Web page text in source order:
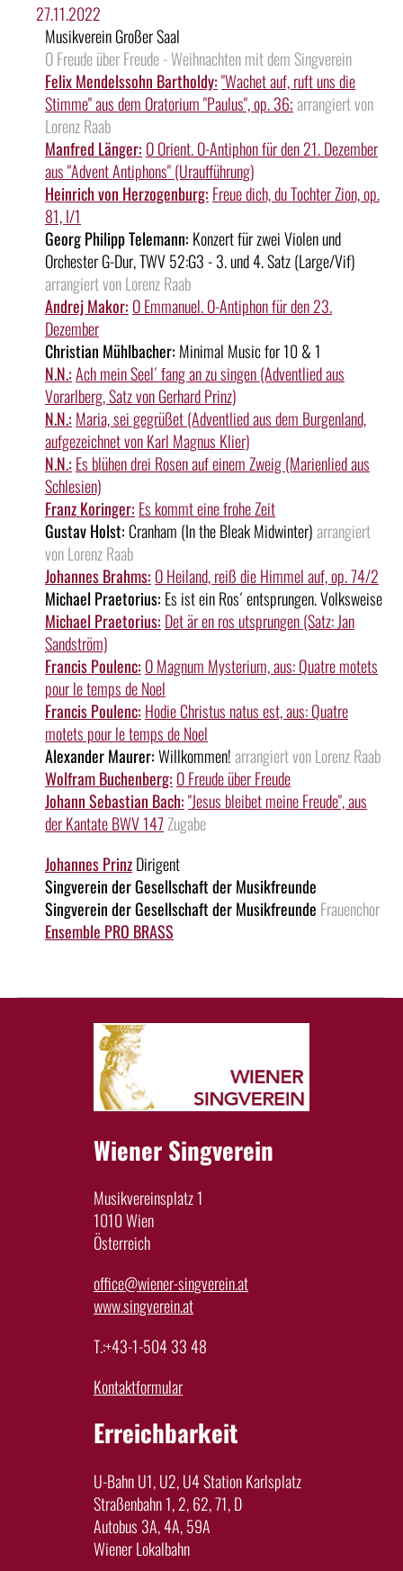
27.11.2022
Musikverein Großer Saal
O Freude über Freude - Weihnachten mit dem Singverein
Felix Mendelssohn Bartholdy:"Wachet auf, ruft uns die
Stimme" aus dem Oratorium "Paulus", op. 36; arrangiert von
Lorenz Raab
Manfred Länger: O Orient. O-Antiphon für den 21. Dezember
aus "Advent Antiphons" (Uraufführung)
Heinrich von Herzogenburg: Freue dich, du Tochter Zion, op.
81, I/1
Georg Philipp Telemann: Konzert für zwei Violen und
Orchester G-Dur, TWV 52:G3 - 3. und 4. Satz (Large/Vif)
arrangiert von Lorenz Raab
Andrej Makor: O Emmanuel. O-Antiphon für den 23.
Dezember
Christian Mühlbacher: Minimal Music for 10 & 1
N.N.:Ach mein Seel´ fang an zu singen (Adventlied aus
Vorarlberg, Satz von Gerhard Prinz)
N.N.: Maria, sei gegrüßet (Adventlied aus dem Burgenland,
aufgezeichnet von Karl Magnus Klier)
N.N.: Es blühen drei Rosen auf einem Zweig (Marienlied aus
Schlesien)
Franz Koringer: Es kommt eine frohe Zeit
Gustav Holst: Cranham (In the Bleak Midwinter) arrangiert
von Lorenz Raab
Johannes Brahms: O Heiland, reiß die Himmel auf, op. 74/2
Michael Praetorius: Es ist ein Ros´ entsprungen. Volksweise
Michael Praetorius: Det är en ros utsprungen (Satz: Jan
Sandström)
Francis Poulenc: O Magnum Mysterium, aus: Quatre motets
pour le temps de Noel
Francis Poulenc: Hodie Christus natus est, aus: Quatre
motets pour le temps de Noel
Alexander Maurer:Willkommen! arrangiert von Lorenz Raab
Wolfram Buchenberg: O Freude über Freude
Johann Sebastian Bach:"Jesus bleibet meine Freude", aus
der Kantate BWV 147Zugabe
Johannes PrinzDirigent
Singverein der Gesellschaft der Musikfreunde
Singverein der Gesellschaft der Musikfreunde Frauenchor
Ensemble PRO BRASS
Wiener Singverein
Musikvereinsplatz 1
1010 Wien
Österreich
office@wiener-singverein.at
www.singverein.at
T.:+43-1-504 33 48
Kontaktformular
Erreichbarkeit
U-Bahn U1, U2, U4 Station Karlsplatz
Straßenbahn 1, 2, 62, 71, D
Autobus 3A, 4A, 59A
Wiener Lokalbahn